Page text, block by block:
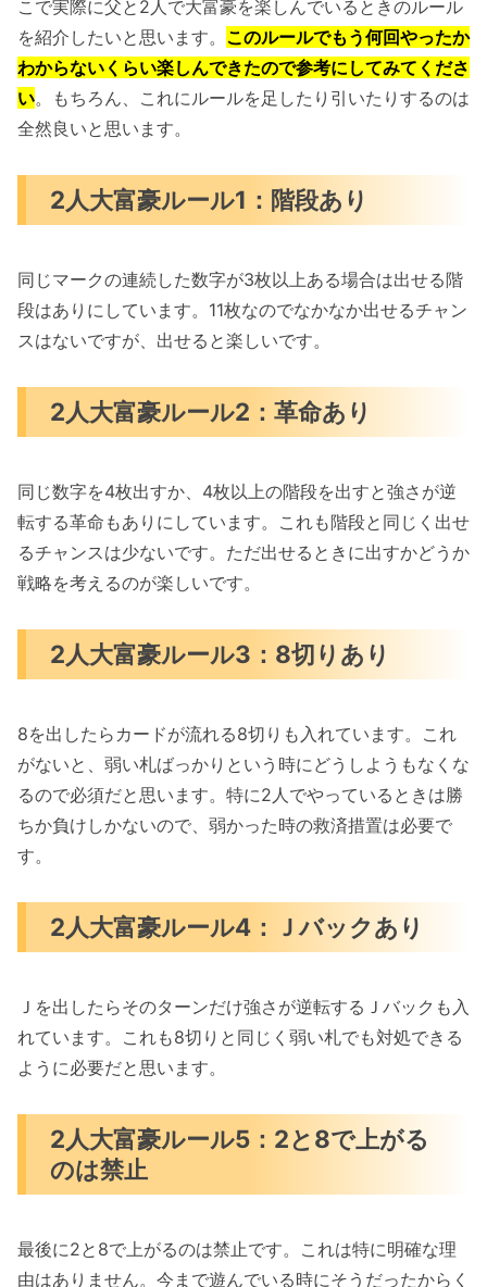
こで実際に父と2人で大富豪を楽しんでいるときのルール
を紹介したいと思います。 このルールでもう何回やったか
わからないくらい楽しんできたので参考にしてみてくださ
い。もちろん、これにルールを足したり引いたりするのは
全然良いと思います。
2人大富豪ルール1：階段あり
同じマークの連続した数字が3枚以上ある場合は出せる階
段はありにしています。11枚なのでなかなか出せるチャン
スはないですが、出せると楽しいです。
2人大富豪ルール2：革命あり
同じ数字を4枚出すか、4枚以上の階段を出すと強さが逆
転する革命もありにしています。これも階段と同じく出せ
るチャンスは少ないです。ただ出せるときに出すかどうか
戦略を考えるのが楽しいです。
2人大富豪ルール3：8切りあり
8を出したらカードが流れる8切りも入れています。これ
がないと、弱い札ばっかりという時にどうしようもなくな
るので必須だと思います。特に2人でやっているときは勝
ちか負けしかないので、弱かった時の救済措置は必要で
す。
2人大富豪ルール4：Ｊバックあり
Ｊを出したらそのターンだけ強さが逆転するＪバックも入
れています。これも8切りと同じく弱い札でも対処できる
ように必要だと思います。
2人大富豪ルール5：2と8で上がる
のは禁止
最後に2と8で上がるのは禁止です。これは特に明確な理
由はありません。今まで遊んでいる時にそうだったからく